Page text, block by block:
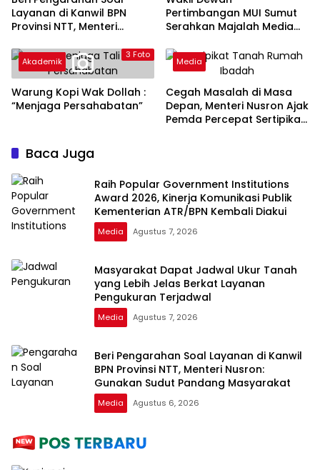
Layanan di Kanwil BPN
Provinsi NTT, Menteri
Pandang Masyarakat
Pertimbangan MUI Sumut
Serahkan Majalah Media
Ketum PP Persis di Balige
3 Foto
Akademik
Warung Kopi Wak Dollah :
“Menjaga Persahabatan”
Media
Cegah Masalah di Masa
Depan, Menteri Nusron Ajak
Pemda Percepat Sertipikasi
Baca Juga
Raih Popular Government Institutions
Award 2026, Kinerja Komunikasi Publik
Kementerian ATR/BPN Kembali Diakui
Media Agustus 7, 2026
Masyarakat Dapat Jadwal Ukur Tanah
yang Lebih Jelas Berkat Layanan
Pengukuran Terjadwal
Media Agustus 7, 2026
Beri Pengarahan Soal Layanan di Kanwil
BPN Provinsi NTT, Menteri Nusron:
Gunakan Sudut Pandang Masyarakat
Media Agustus 6, 2026